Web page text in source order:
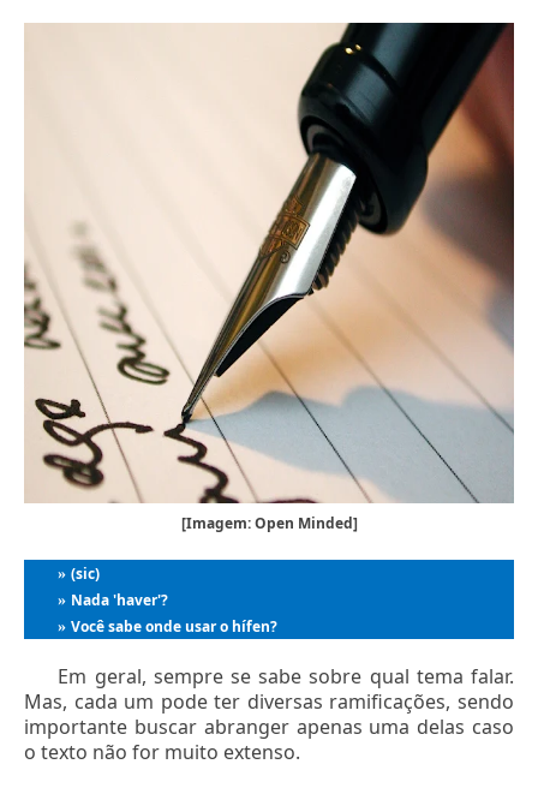
[Imagem: Open Minded]
» (sic)
» Nada 'haver'?
» Você sabe onde usar o hífen?
Em geral, sempre se sabe sobre qual tema falar.
Mas, cada um pode ter diversas ramificações, sendo
importante buscar abranger apenas uma delas caso
o texto não for muito extenso.